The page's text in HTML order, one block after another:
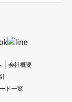
会社概要
ド一覧